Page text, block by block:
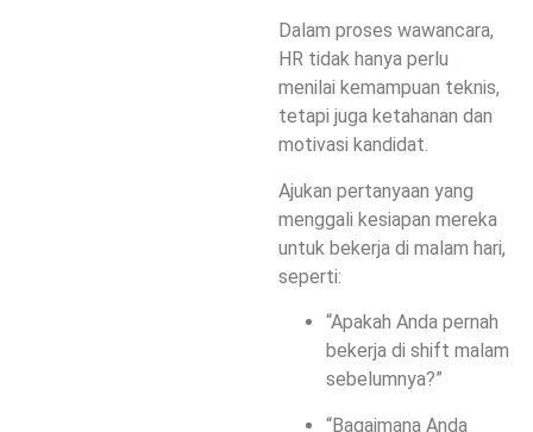
Dalam proses wawancara,
HR tidak hanya perlu
menilai kemampuan teknis,
tetapi juga ketahanan dan
motivasi kandidat.
Ajukan pertanyaan yang
menggali kesiapan mereka
untuk bekerja di malam hari,
seperti:
“Apakah Anda pernah
bekerja di shift malam
sebelumnya?”
“Bagaimana Anda